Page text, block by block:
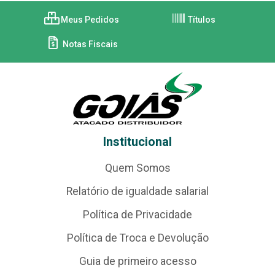
Meus Pedidos Títulos
Notas Fiscais
Institucional
Quem Somos
Relatório de igualdade salarial
Política de Privacidade
Política de Troca e Devolução
Guia de primeiro acesso